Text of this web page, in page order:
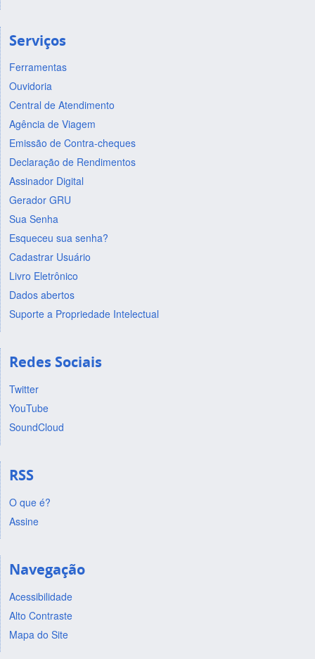
Serviços
Ferramentas
Ouvidoria
Central de Atendimento
Agência de Viagem
Emissão de Contra-cheques
Declaração de Rendimentos
Assinador Digital
Gerador GRU
Sua Senha
Esqueceu sua senha?
Cadastrar Usuário
Livro Eletrônico
Dados abertos
Suporte a Propriedade Intelectual
Redes Sociais
Twitter
YouTube
SoundCloud
RSS
O que é?
Assine
Navegação
Acessibilidade
Alto Contraste
Mapa do Site